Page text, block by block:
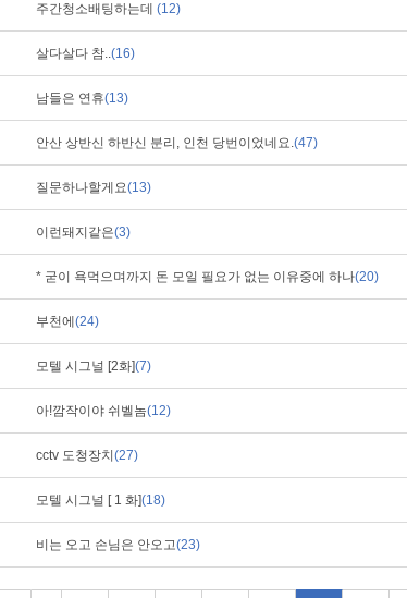
주간청소배팅하는데 (12)
살다살다 참..(16)
남들은 연휴(13)
안산 상반신 하반신 분리, 인천 당번이었네요.(47)
질문하나할게요(13)
이런돼지같은(3)
* 굳이 욕먹으며까지 돈 모일 필요가 없는 이유중에 하나(20)
부천에 (24)
모텔 시그널 [2화](7)
아!깜작이야 쉬벨놈(12)
cctv 도청장치 (27)
모텔 시그널 [ 1 화](18)
비는 오고 손님은 안오고(23)